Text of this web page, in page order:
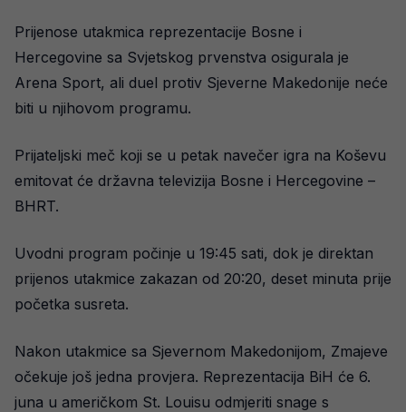
Prijenose utakmica reprezentacije Bosne i
Hercegovine sa Svjetskog prvenstva osigurala je
Arena Sport, ali duel protiv Sjeverne Makedonije neće
biti u njihovom programu.
Prijateljski meč koji se u petak navečer igra na Koševu
emitovat će državna televizija Bosne i Hercegovine –
BHRT.
Uvodni program počinje u 19:45 sati, dok je direktan
prijenos utakmice zakazan od 20:20, deset minuta prije
početka susreta.
Nakon utakmice sa Sjevernom Makedonijom, Zmajeve
očekuje još jedna provjera. Reprezentacija BiH će 6.
juna u američkom St. Louisu odmjeriti snage s